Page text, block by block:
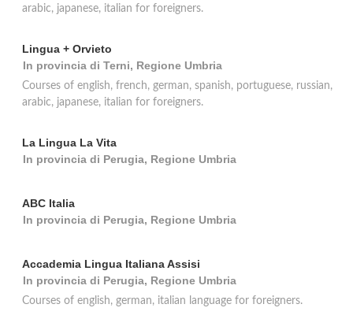
arabic, japanese, italian for foreigners.
Lingua + Orvieto
In provincia di Terni, Regione Umbria
Courses of english, french, german, spanish, portuguese, russian,
arabic, japanese, italian for foreigners.
La Lingua La Vita
In provincia di Perugia, Regione Umbria
ABC Italia
In provincia di Perugia, Regione Umbria
Accademia Lingua Italiana Assisi
In provincia di Perugia, Regione Umbria
Courses of english, german, italian language for foreigners.